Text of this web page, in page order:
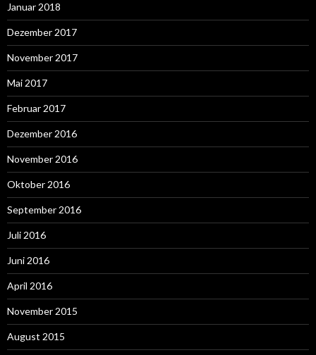
Januar 2018
Dezember 2017
November 2017
Mai 2017
Februar 2017
Dezember 2016
November 2016
Oktober 2016
September 2016
Juli 2016
Juni 2016
April 2016
November 2015
August 2015